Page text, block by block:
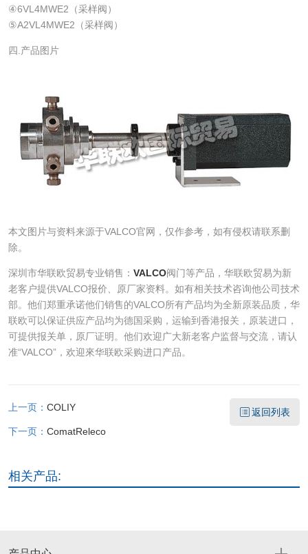
④6VL4MWE2（采样阀）
⑤A2VL4MWE2（采样阀）
四.产品图片
本文图片与资料来源于VALCO官网，仅作参考，如有侵权请联系删
除。
深圳市华联欧贸易专业销售： VALCO阀门等产品，华联欧贸易为新
老客户提供VALCO报价、原厂家资料。如有相关技术咨询他公司技术
部。他们郑重承诺他们销售的VALCO所有产品均为全新原装品质，华
联欧可以保证供应产品均为德国采购，运输到香港报关，原装进口，
可提供报关单，原厂证明。他们欢迎广大新老客户监督与交流，请认
准“VALCO”，欢迎來华联欧采购进口产品。
上一页： COLIY
下一页： ComatReleco
返回列表
相关产品: